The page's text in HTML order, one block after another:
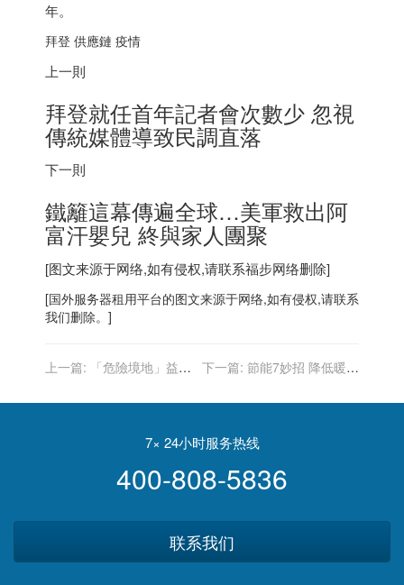
年。
拜登 供應鏈 疫情
上一則
拜登就任首年記者會次數少 忽視
傳統媒體導致民調直落
下一則
鐵籬這幕傳遍全球…美軍救出阿
富汗嬰兒 終與家人團聚
[图文来源于网络,如有侵权,请联系福步网络删除]
[国外服务器租用平台的图文来源于网络,如有侵权,请联系
我们删除。]
上一篇:
「危險境地」益智
萬
下一篇: 節能7妙招 降低暖氣
7× 24小时服务热线
400-808-5836
联系我们